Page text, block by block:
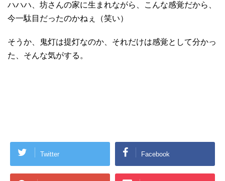
ハハハ、坊さんの家に生まれながら、こんな感覚だから、
今一駄目だったのかねぇ（笑い）
そうか、鬼灯は提灯なのか、それだけは感覚として分かっ
た、そんな気がする。
Twitter Facebook